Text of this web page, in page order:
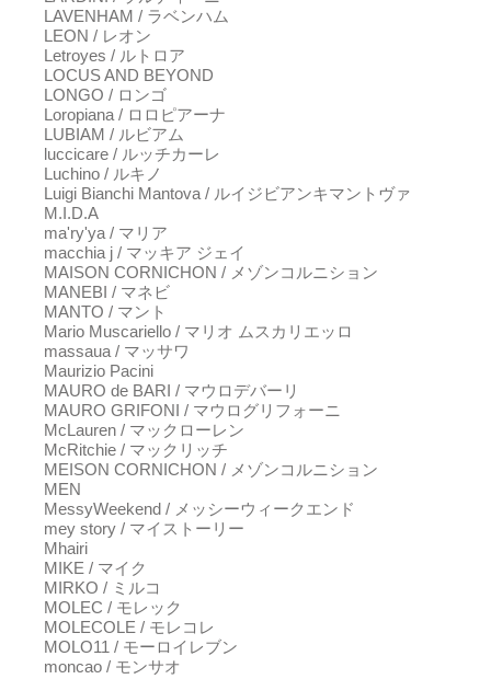
LAVENHAM / ラベンハム
LEON / レオン
Letroyes / ルトロア
LOCUS AND BEYOND
LONGO / ロンゴ
Loropiana / ロロピアーナ
LUBIAM / ルビアム
luccicare / ルッチカーレ
Luchino / ルキノ
Luigi Bianchi Mantova / ルイジビアンキマントヴァ
M.I.D.A
ma'ry'ya / マリア
macchia j / マッキア ジェイ
MAISON CORNICHON / メゾンコルニション
MANEBI / マネビ
MANTO / マント
Mario Muscariello / マリオ ムスカリエッロ
massaua / マッサワ
Maurizio Pacini
MAURO de BARI / マウロデバーリ
MAURO GRIFONI / マウログリフォーニ
McLauren / マックローレン
McRitchie / マックリッチ
MEISON CORNICHON / メゾンコルニション
MEN
MessyWeekend / メッシーウィークエンド
mey story / マイストーリー
Mhairi
MIKE / マイク
MIRKO / ミルコ
MOLEC / モレック
MOLECOLE / モレコレ
MOLO11 / モーロイレブン
moncao / モンサオ